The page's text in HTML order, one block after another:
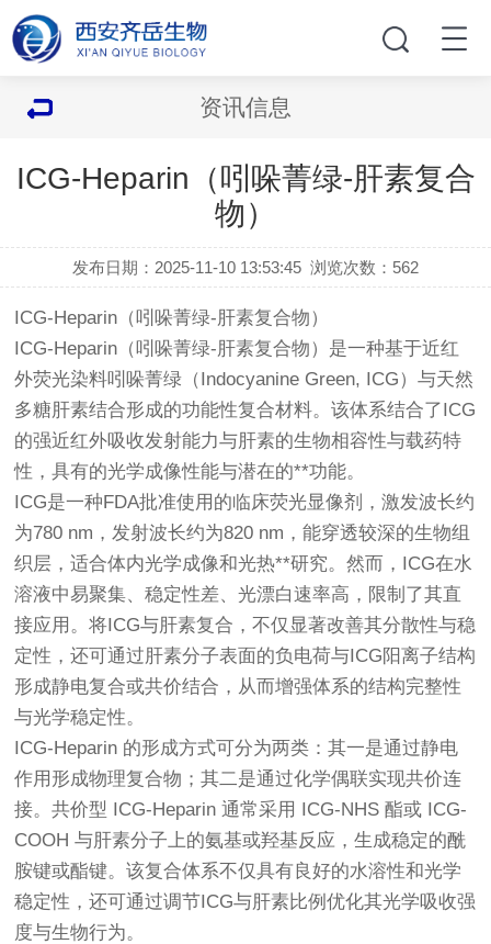
资讯信息
ICG-Heparin（吲哚菁绿-肝素复合
物）
发布日期：2025-11-10 13:53:45 浏览次数： 562
ICG-Heparin（吲哚菁绿-肝素复合物）
ICG-Heparin（吲哚菁绿-肝素复合物）是一种基于近红
外荧光染料吲哚菁绿（Indocyanine Green, ICG）与天然
多糖肝素结合形成的功能性复合材料。该体系结合了ICG
的强近红外吸收发射能力与肝素的生物相容性与载药特
性，具有的光学成像性能与潜在的**功能。
ICG是一种FDA批准使用的临床荧光显像剂，激发波长约
为780 nm，发射波长约为820 nm，能穿透较深的生物组
织层，适合体内光学成像和光热**研究。然而，ICG在水
溶液中易聚集、稳定性差、光漂白速率高，限制了其直
接应用。将ICG与肝素复合，不仅显著改善其分散性与稳
定性，还可通过肝素分子表面的负电荷与ICG阳离子结构
形成静电复合或共价结合，从而增强体系的结构完整性
与光学稳定性。
ICG-Heparin 的形成方式可分为两类：其一是通过静电
作用形成物理复合物；其二是通过化学偶联实现共价连
接。共价型 ICG-Heparin 通常采用 ICG-NHS 酯或 ICG-
COOH 与肝素分子上的氨基或羟基反应，生成稳定的酰
胺键或酯键。该复合体系不仅具有良好的水溶性和光学
稳定性，还可通过调节ICG与肝素比例优化其光学吸收强
度与生物行为。